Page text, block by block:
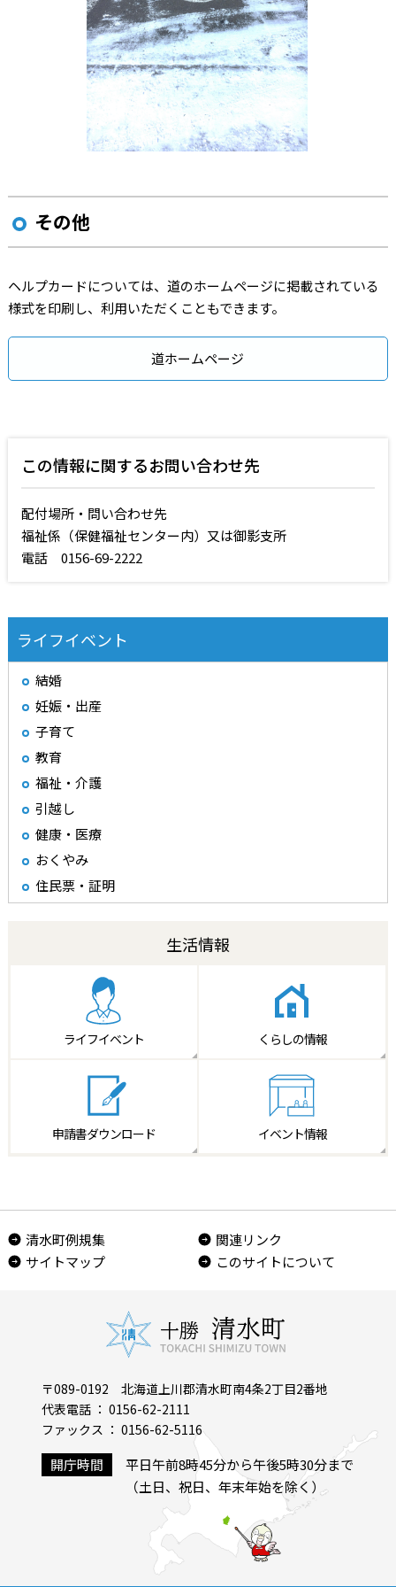
ライフイベント
結婚
妊娠・出産
子育て
教育
福祉・介護
引越し
健康・医療
おくやみ
住民票・証明
生活情報
ライフイベント くらしの情報
申請書ダウンロード イベント情報
その他
ヘルプカードについては、道のホームページに掲載されている
様式を印刷し、利用いただくこともできます。
道ホームページ
この情報に関するお問い合わせ先
配付場所・問い合わせ先
福祉係（保健福祉センター内）又は御影支所
電話 0156-69-2222
清水町例規集
関連リンク
サイトマップ
このサイトについて
〒089-0192 北海道上川郡清水町南4条2丁目2番地
代表電話 ： 0156-62-2111
ファックス ： 0156-62-5116
開庁時間
平日午前8時45分から午後5時30分まで
（土日、祝日、年末年始を除く）